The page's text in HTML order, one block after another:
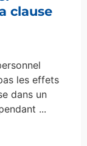
clause
les effets
dans un
...